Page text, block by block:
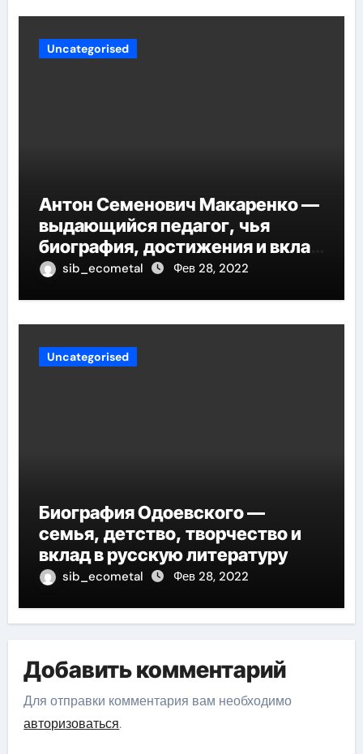
Uncategorised
Антон Семенович Макаренко —
выдающийся педагог, чья
биография, достижения и вклад
в педагогику оказывают
sib_ecometal Фев 28, 2022
Uncategorised
Биография Одоевского —
семья, детство, творчество и
вклад в русскую литературу
sib_ecometal Фев 28, 2022
Добавить комментарий
Для отправки комментария вам необходимо
авторизоваться.